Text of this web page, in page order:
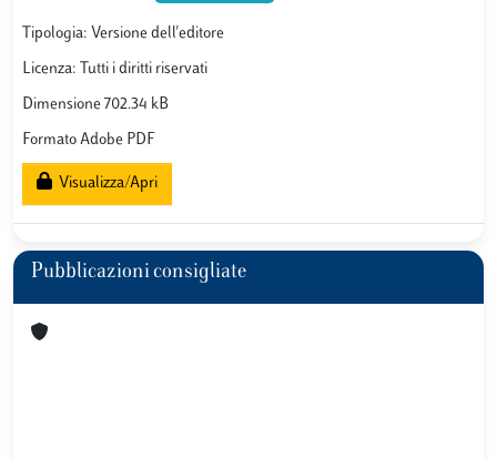
Tipologia: Versione dell'editore
Licenza: Tutti i diritti riservati
Dimensione 702.34 kB
Formato Adobe PDF
Visualizza/Apri
Pubblicazioni consigliate